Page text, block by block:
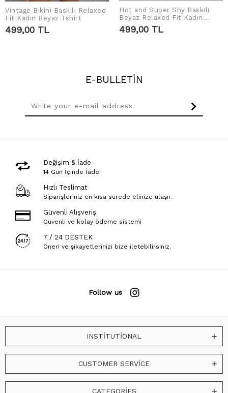
ADD TO CART
Vintage Bikini Baskılı Relaxed
Fit Kadın Beyaz Tshirt
499,00 TL
ADD TO CART
Hot and Super Shy Baskılı
Beyaz Relaxed Fit Kadın
Tshirt
499,00 TL
E-BULLETİN
Değişim & İade
14 Gün İçinde İade
Hızlı Teslimat
Siparişleriniz en kısa sürede elinize ulaşır.
Güvenli Alışveriş
Güvenli ve kolay ödeme sistemi
7 / 24 DESTEK
Öneri ve şikayetlerinizi bize iletebilirsiniz.
Follow us
INSTİTUTİONAL
CUSTOMER SERVİCE
CATEGORİES